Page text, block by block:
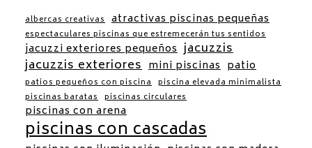
albercas creativas atractivas piscinas pequeñas
espectaculares piscinas que estremecerán tus sentidos
jacuzzi exteriores pequeños jacuzzis
jacuzzis exteriores mini piscinas patio
patios pequeños con piscina piscina elevada minimalista
piscinas baratas piscinas circulares
piscinas con arena
piscinas con cascadas